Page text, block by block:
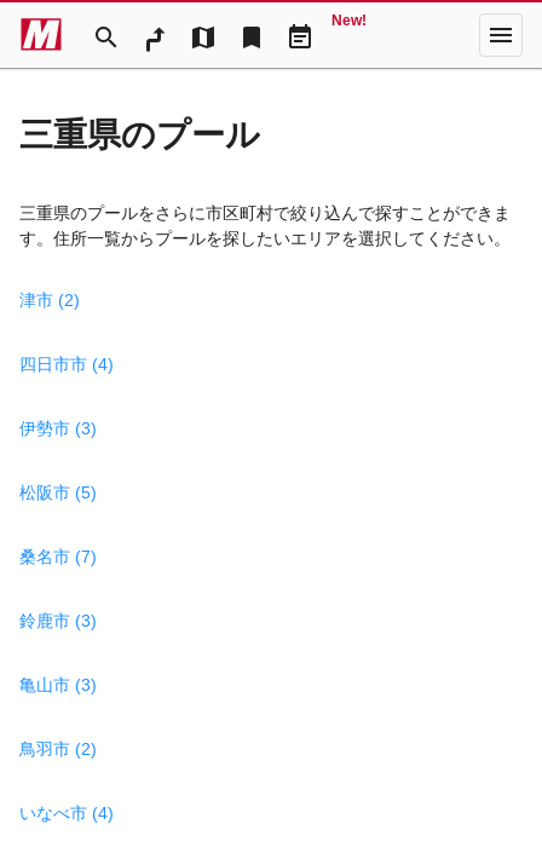
search map bookmark event_note
New! menu
三重県のプール
三重県のプールをさらに市区町村で絞り込んで探すことができま
す。住所一覧からプールを探したいエリアを選択してください。
津市 (2)
四日市市 (4)
伊勢市 (3)
松阪市 (5)
桑名市 (7)
鈴鹿市 (3)
亀山市 (3)
鳥羽市 (2)
いなべ市 (4)